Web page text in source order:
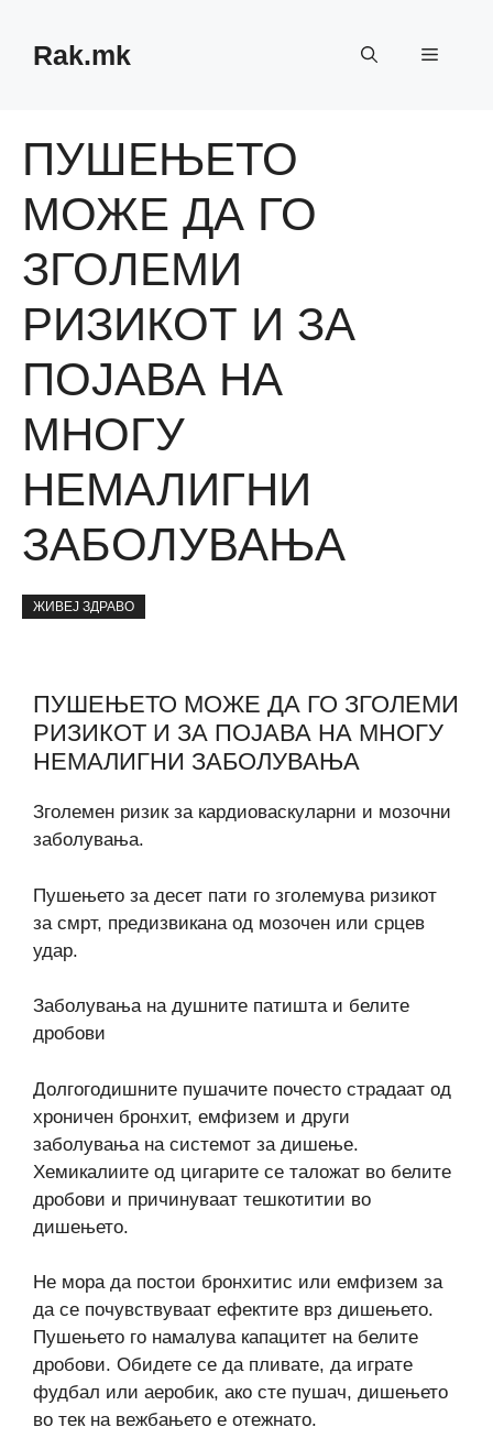
contentRak.mk Menu
ПУШЕЊЕТО
МОЖЕ ДА ГО
ЗГОЛЕМИ
РИЗИКОТ И ЗА
ПОЈАВА НА
МНОГУ
НЕМАЛИГНИ
ЗАБОЛУВАЊА
ЖИВЕЈ ЗДРАВО
ПУШЕЊЕТО МОЖЕ ДА ГО ЗГОЛЕМИ
РИЗИКОТ И ЗА ПОЈАВА НА МНОГУ
НЕМАЛИГНИ ЗАБОЛУВАЊА
Зголемен ризик за кардиоваскуларни и мозочни
заболувања.
Пушењето за десет пати го зголемува ризикот
за смрт, предизвикана од мозочен или срцев
удар.
Заболувања на душните патишта и белите
дробови
Долгогодишните пушачите почесто страдаат од
хроничен бронхит, емфизем и други
заболувања на системот за дишење.
Хемикалиите од цигарите се таложат во белите
дробови и причинуваат тешкотитии во
дишењето.
Не мора да постои бронхитис или емфизем за
да се почувствуваат ефектите врз дишењето.
Пушењето го намалува капацитет на белите
дробови. Обидете се да пливате, да играте
фудбал или аеробик, ако сте пушач, дишењето
во тек на вежбањето е отежнато.